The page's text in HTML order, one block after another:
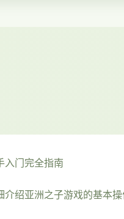
入门完全指南
介绍亚洲之子游戏的基本